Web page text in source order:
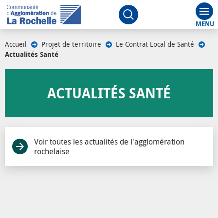
Ouvrir le moteur de
Accueil Projet de territoire Le Contrat Local de Santé
Actualités Santé
ACTUALITÉS SANTÉ
Voir toutes les actualités de l'agglomération
rochelaise